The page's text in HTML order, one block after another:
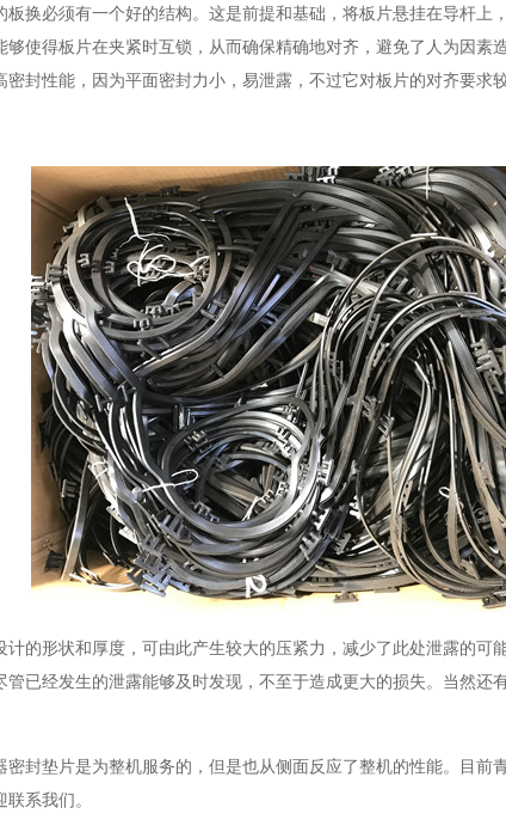
板换必须有一个好的结构。这是前提和基础，将板片悬挂在导杆上
使得板片在夹紧时互锁，从而确保精确地对齐，避免了人为因素
封性能，因为平面密封力小，易泄露，不过它对板片的对齐要求
的形状和厚度，可由此产生较大的压紧力，减少了此处泄露的可
已经发生的泄露能够及时发现，不至于造成更大的损失。当然还
密封垫片是为整机服务的，但是也从侧面反应了整机的性能。目前
系我们。